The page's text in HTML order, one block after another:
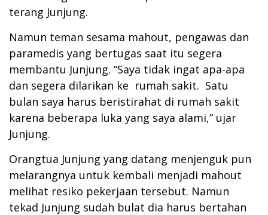
terang Junjung.
Namun teman sesama mahout, pengawas dan
paramedis yang bertugas saat itu segera
membantu Junjung. “Saya tidak ingat apa-apa
dan segera dilarikan ke rumah sakit. Satu
bulan saya harus beristirahat di rumah sakit
karena beberapa luka yang saya alami,” ujar
Junjung.
Orangtua Junjung yang datang menjenguk pun
melarangnya untuk kembali menjadi mahout
melihat resiko pekerjaan tersebut. Namun
tekad Junjung sudah bulat dia harus bertahan